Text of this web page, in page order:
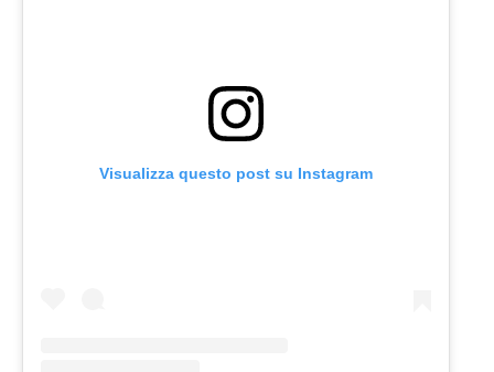
Visualizza questo post su Instagram